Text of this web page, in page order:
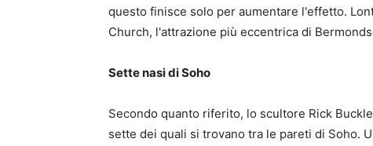
questo finisce solo per aumentare l'effetto.
Church, l'attrazione più eccentrica di
Sette nasi di Soho
Secondo quanto riferito, lo scultore Rick
sette dei quali si trovano tra le pareti di Soho.